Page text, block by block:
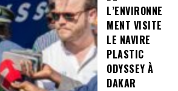
L’ENVIRONNE
MENT VISITE
LE NAVIRE
PLASTIC
ODYSSEY À
DAKAR